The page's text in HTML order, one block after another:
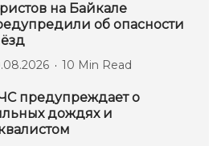
на Байкале
об опасности
10 Min Read
предупреждает о
дождях и